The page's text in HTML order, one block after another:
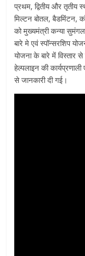
प्रथम, द्वितीय और तृतीय
मिल्टन बोतल, बैडमिंटन,
को मुख्यमंत्री कन्या
बारे मे एवं स्पॉन्सरशिप
योजना के बारे में विस्तार
हेल्पलाइन की
से जानकारी दी गई।